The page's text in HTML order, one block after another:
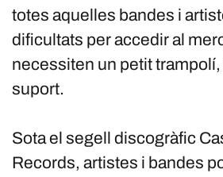
totes aquelles bandes i
dificultats per accedir al
necessiten un petit
suport.
Sota el segell discogràfic
Records, artistes i bandes